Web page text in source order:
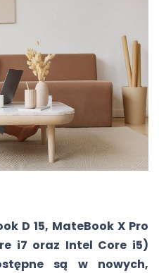
D 15, MateBook X Pro
i7 oraz Intel Core i5)
są w nowych,